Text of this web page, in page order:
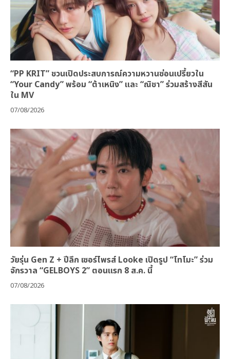
“PP KRIT” ชวนเปิดประสบการณ์ความหวานซ่อนเปรี้ยวใน
“Your Candy” พร้อม “ต้าเหนิง” และ “ณิชา” ร่วมสร้างสีสัน
ใน MV
07/08/2026
วัยรุ่น Gen Z + ปีลึก เซอร์ไพรส์ Looke เปิดรูป “โทโมะ” ร่วม
จักรวาล “GELBOYS 2” ตอนแรก 8 ส.ค. นี้
07/08/2026